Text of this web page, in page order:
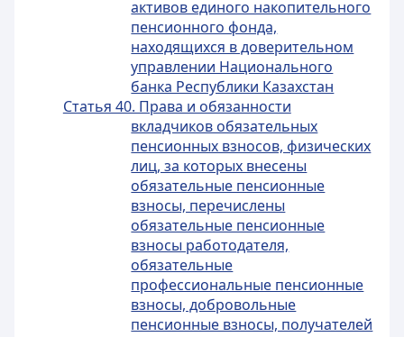
активов единого накопительного
пенсионного фонда,
находящихся в доверительном
управлении Национального
банка Республики Казахстан
Статья 40. Права и обязанности
вкладчиков обязательных
пенсионных взносов, физических
лиц, за которых внесены
обязательные пенсионные
взносы, перечислены
обязательные пенсионные
взносы работодателя,
обязательные
профессиональные пенсионные
взносы, добровольные
пенсионные взносы, получателей